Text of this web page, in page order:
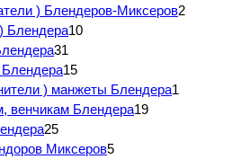
) Блендеров-Миксеров2
Блендера10
31
15
) манжеты Блендера1
венчикам Блендера19
25
Миксеров5